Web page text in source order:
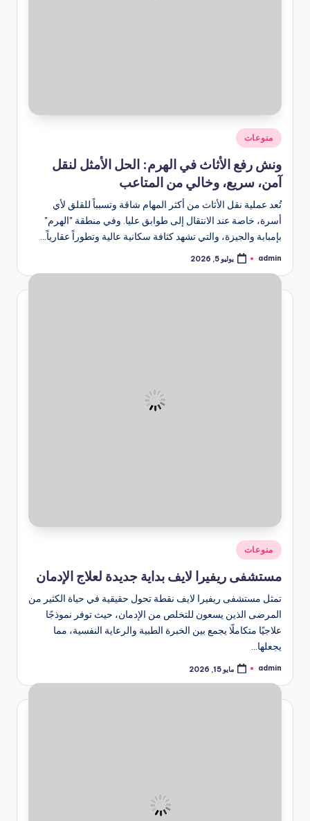
نُشر
في
منوعات
ونش رفع الأثاث في الهرم: الحل الأمثل لنقل
آمن، سريع، وخالي من المتاعب
تُعد عملية نقل الأثاث من أكثر المهام شاقة وتسبباً للقلق لأي
أسرة، خاصة عند الانتقال إلى طوابق عليا. وفي منطقة "الهرم"
بإمبابة والجيزة، والتي تشهد كثافة سكانية عالية وتطوراً عقارياً…
تمّ
بواسطة
admin يوليو 5, 2026
نُشر
في
منوعات
مستشفى ريفيرا لايف بداية جديدة لعلاج الإدمان
تمثل مستشفى ريفيرا لايف نقطة تحول حقيقية في حياة الكثير من
المرضى الذين يسعون للتخلص من الإدمان، حيث توفر نموذجًا
علاجيًا متكاملًا يجمع بين الخبرة الطبية والرعاية النفسية، مما
يجعلها…
تمّ
بواسطة
admin مايو 15, 2026